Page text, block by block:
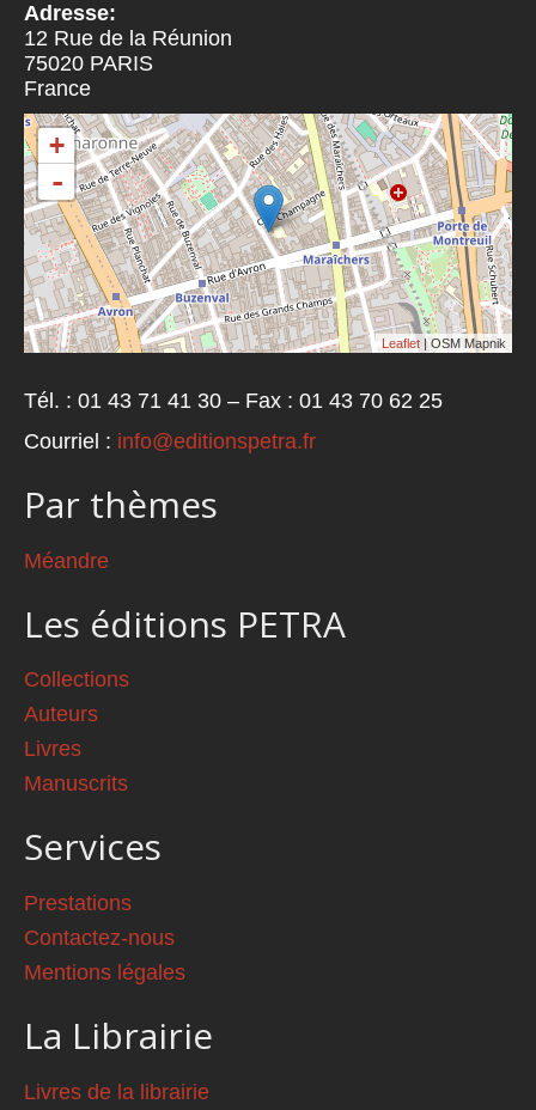
Adresse:
12 Rue de la Réunion
75020 PARIS
France
+
-
Leaflet | OSM Mapnik
Tél. : 01 43 71 41 30 – Fax : 01 43 70 62 25
Courriel : info@editionspetra.fr
Par thèmes
Méandre
Les éditions PETRA
Collections
Auteurs
Livres
Manuscrits
Services
Prestations
Contactez-nous
Mentions légales
La Librairie
Livres de la librairie